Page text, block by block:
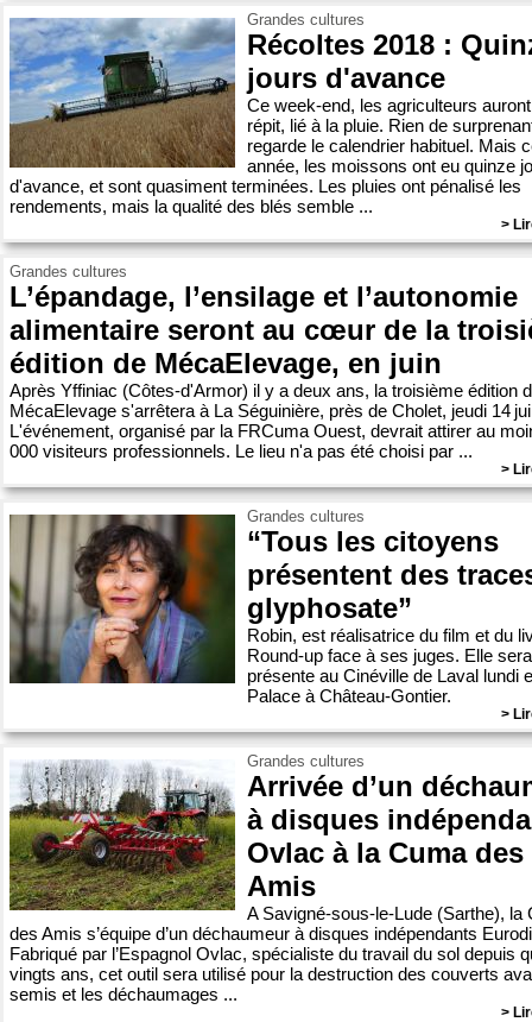
Grandes cultures
Récoltes 2018 :
jours d'avance
Ce week-end, les agriculteurs
répit, lié à la pluie. Rien de
regarde le calendrier habituel. Mais
année, les moissons ont eu quinze
d'avance, et sont quasiment terminées. Les pluies ont pénalisé les
rendements, mais la qualité des blés semble ...
>
Grandes cultures
L’épandage, l’ensilage et l’autonomie
alimentaire seront au cœur de la
édition de MécaElevage, en juin
Après Yffiniac (Côtes-d'Armor) il y a deux ans, la troisième édition
MécaElevage s'arrêtera à La Séguinière, près de Cholet, jeudi 14
L'événement, organisé par la FRCuma Ouest, devrait attirer au
000 visiteurs professionnels. Le lieu n'a pas été choisi par ...
>
Grandes cultures
“Tous les citoyens
présentent des
glyphosate”
Robin, est réalisatrice du film et du
Round-up face à ses juges. Elle sera
présente au Cinéville de Laval lundi
Palace à Château-Gontier.
>
Grandes cultures
Arrivée d’un
à disques
Ovlac à la Cuma des
Amis
A Savigné-sous-le-Lude (Sarthe), la
des Amis s’équipe d’un déchaumeur à disques indépendants
Fabriqué par l’Espagnol Ovlac, spécialiste du travail du sol depuis
vingts ans, cet outil sera utilisé pour la destruction des couverts
semis et les déchaumages ...
>